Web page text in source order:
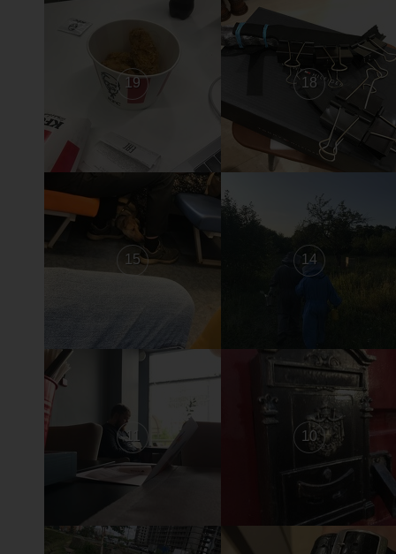
19 18
15 14
11 10